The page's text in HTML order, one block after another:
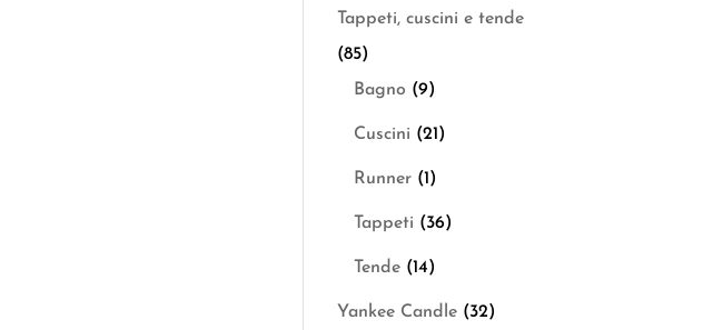
Tappeti, cuscini e tende
(85)
Bagno (9)
Cuscini (21)
Runner (1)
Tappeti (36)
Tende (14)
Yankee Candle (32)